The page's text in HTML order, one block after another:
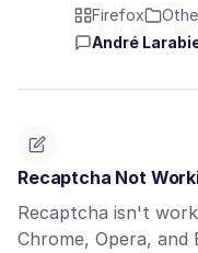
Firefox
André
Recaptcha Not
Recaptcha isn't
Chrome, Opera, and